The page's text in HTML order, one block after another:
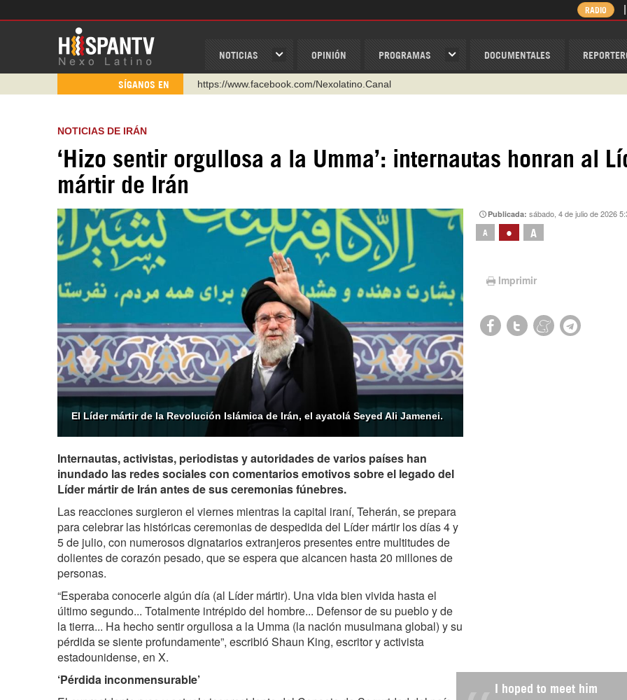
NOTICIAS OPINIÓN PROGRAMAS DOCUMENTALES
RADIO
SÍGANOS EN https://www.facebook.com/Nexolatino.Canal
https://www.youtube.com/@nexo_latino
https://urmedium.com/c/hispantv
WhatsApp y Viber: +98 921 79 29 404
NOTICIAS DE IRÁN
‘Hizo sentir orgullosa a la Umma’: internautas honran al
mártir de Irán
El Líder mártir de la Revolución Islámica de Irán, el ayatolá Seyed Ali Jamenei.
Publicada:sábado, 4 de julio de 2026
A • A
Imprimir
Internautas, activistas, periodistas y autoridades de varios países han
inundado las redes sociales con comentarios emotivos sobre el legado del
Líder mártir de Irán antes de sus ceremonias fúnebres.
Las reacciones surgieron el viernes mientras la capital iraní, Teherán, se prepara
para celebrar las históricas ceremonias de despedida del Líder mártir los días 4 y
5 de julio, con numerosos dignatarios extranjeros presentes entre multitudes de
dolientes de corazón pesado, que se espera que alcancen hasta 20 millones de
personas.
“Esperaba conocerle algún día (al Líder mártir). Una vida bien vivida hasta el
último segundo... Totalmente intrépido del hombre... Defensor de su pueblo y de
la tierra... Ha hecho sentir orgullosa a la Umma (la nación musulmana global) y su
pérdida se siente profundamente”, escribió Shaun King, escritor y activista
estadounidense, en X.
I hoped to meet him
‘Pérdida inconmensurable’